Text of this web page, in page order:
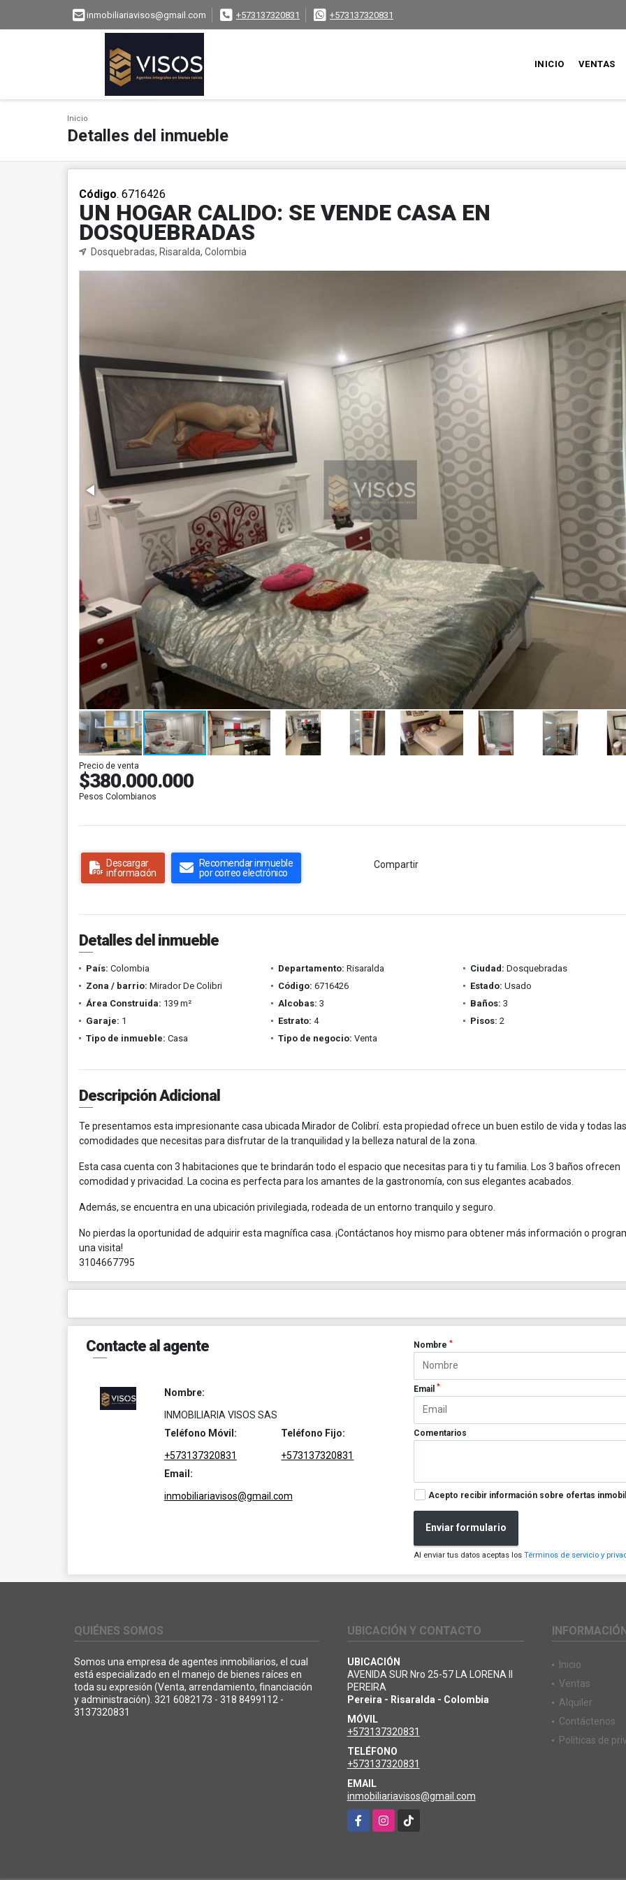
inmobiliariavisos@gmail.com +573137320831 +573137320831
INICIO VENTAS
Inicio
Detalles del inmueble
Código. 6716426
UN HOGAR CALIDO: SE VENDE CASA EN
DOSQUEBRADAS
Dosquebradas, Risaralda, Colombia
Precio de venta
$380.000.000
Pesos Colombianos
Descargar
información
Recomendar inmueble
por correo electrónico
Compartir
Detalles del inmueble
País: Colombia Departamento: Risaralda Ciudad: Dosquebradas
Zona / barrio: Mirador De Colibri Código: 6716426 Estado: Usado
Área Construida: 139 m² Alcobas: 3 Baños: 3
Garaje: 1 Estrato: 4 Pisos: 2
Tipo de inmueble: Casa Tipo de negocio: Venta
Descripción Adicional
Te presentamos esta impresionante casa ubicada Mirador de Colibrí. esta propiedad ofrece un buen estilo de vida y todas las
comodidades que necesitas para disfrutar de la tranquilidad y la belleza natural de la zona.
Esta casa cuenta con 3 habitaciones que te brindarán todo el espacio que necesitas para ti y tu familia. Los 3 baños ofrecen
comodidad y privacidad. La cocina es perfecta para los amantes de la gastronomía, con sus elegantes acabados.
Además, se encuentra en una ubicación privilegiada, rodeada de un entorno tranquilo y seguro.
No pierdas la oportunidad de adquirir esta magnífica casa. ¡Contáctanos hoy mismo para obtener más información o
una visita!
3104667795
Contacte al agente
Nombre:
INMOBILIARIA VISOS SAS
Teléfono Móvil:
+573137320831
Teléfono Fijo:
+573137320831
Email:
inmobiliariavisos@gmail.com
Nombre*
Email*
Comentarios
Acepto recibir información sobre ofertas
Enviar formulario
Al enviar tus datos aceptas losTérminos de servicio y
QUIÉNES SOMOS
Somos una empresa de agentes inmobiliarios, el cual
está especializado en el manejo de bienes raíces en
toda su expresión (Venta, arrendamiento, financiación
y administración). 321 6082173 - 318 8499112 -
3137320831
UBICACIÓN Y CONTACTO
UBICACIÓN
AVENIDA SUR Nro 25-57 LA LORENA II
PEREIRA
Pereira - Risaralda - Colombia
MÓVIL
+573137320831
TELÉFONO
+573137320831
EMAIL
inmobiliariavisos@gmail.com
FacebookInstagram
TikTok
Inicio
Ventas
Alquiler
Contáctenos
Políticas de